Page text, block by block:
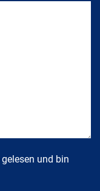
gelesen und bin